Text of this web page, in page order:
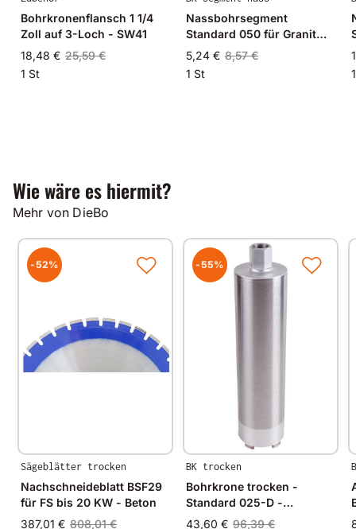
Bohrkronenflansch 1 1/4
Zoll auf 3-Loch - SW41
18,48 € 25,59 €
1 St
Nassbohrsegment
Standard 050 für Granit
und Hartgestein
5,24 € 8,57 €
1 St
Wie wäre es hiermit?
Mehr von DieBo
-52%
Sägeblätter trocken
Nachschneideblatt BSF29
für FS bis 20 KW - Beton
387,01 € 808,01 €
-55%
BK trocken
Bohrkrone trocken -
Standard 025-D -
Kalksandstein
43,60 € 96,39 €